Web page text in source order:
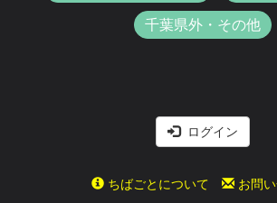
千葉県外・その他
ログイン
ちばごとについて お問